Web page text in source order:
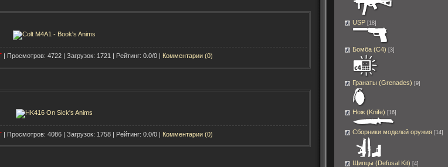
| Просмотров: 4722 | Загрузок: 1721 | Рейтинг: 0.0/0 | Комментарии (0)
| Просмотров: 4086 | Загрузок: 1758 | Рейтинг: 0.0/0 | Комментарии (0)
USP [18]
Бомба (C4) [3]
Гранаты (Grenades) [9]
Нож (Knife) [16]
Сборники моделей оружия [14]
Щипцы (Defusal Kit) [4]